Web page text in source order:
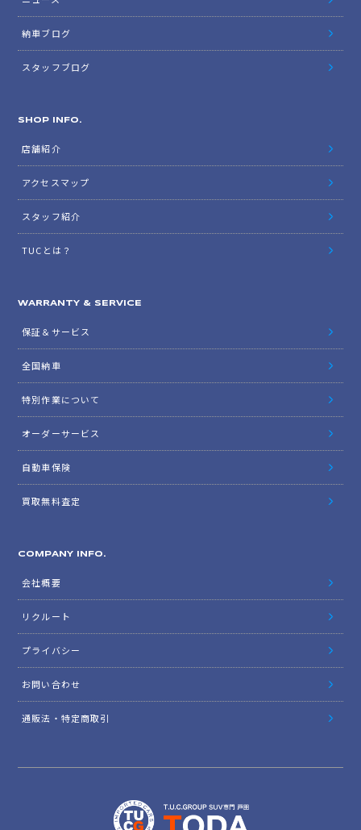
納車ブログ
スタッフブログ
SHOP INFO.
店舗紹介
アクセスマップ
スタッフ紹介
TUCとは？
WARRANTY & SERVICE
保証＆サービス
全国納車
特別作業について
オーダーサービス
自動車保険
買取無料査定
COMPANY INFO.
会社概要
リクルート
プライバシー
お問い合わせ
通販法・特定商取引